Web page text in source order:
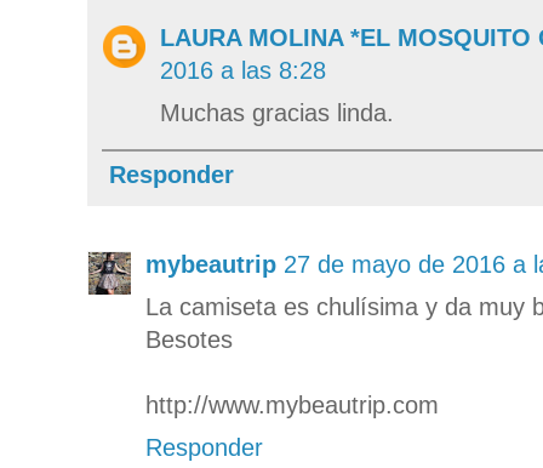
LAURA MOLINA *EL MOSQUITO
2016 a las 8:28
Muchas gracias linda.
Responder
mybeautrip 27 de mayo de 2016 a
La camiseta es chulísima y da muy
Besotes
http://www.mybeautrip.com
Responder